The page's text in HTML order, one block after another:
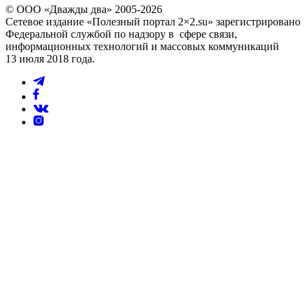
© ООО «Дважды два» 2005-2026
Сетевое издание «Полезный портал 2×2.su» зарегистрировано
Федеральной службой по надзору в сфере связи,
информационных технологий и массовых коммуникаций
13 июля 2018 года.